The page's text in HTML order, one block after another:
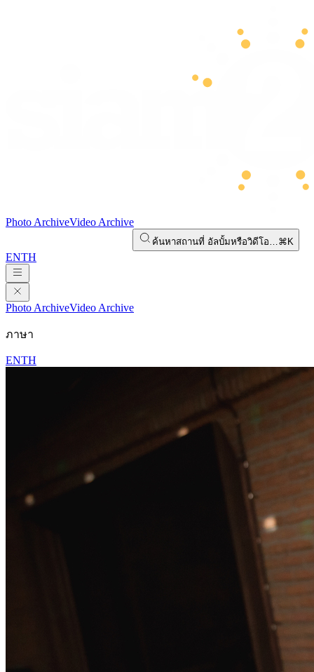
Photo ArchiveVideo Archive
ค้นหาสถานที่ อัลบั้มหรือวิดีโอ…⌘K
ENTH
Photo ArchiveVideo Archive
ภาษา
ENTH